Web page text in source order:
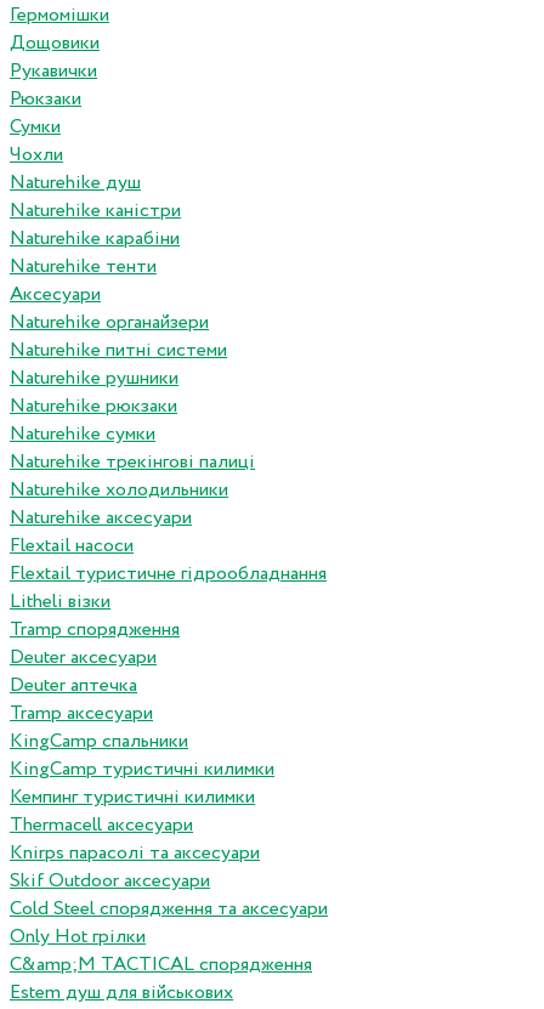
Гермомішки
Дощовики
Рукавички
Рюкзаки
Сумки
Чохли
Naturehike душ
Naturehike каністри
Naturehike карабіни
Naturehike тенти
Аксесуари
Naturehike органайзери
Naturehike питні системи
Naturehike рушники
Naturehike рюкзаки
Naturehike сумки
Naturehike трекінгові палиці
Naturehike холодильники
Naturehike аксесуари
Flextail насоси
Flextail туристичне гідрообладнання
Litheli візки
Tramp спорядження
Deuter аксесуари
Deuter аптечка
Tramp аксесуари
KingCamp спальники
KingCamp туристичні килимки
Кемпинг туристичні килимки
Thermacell аксесуари
Knirps парасолі та аксесуари
Skif Outdoor аксесуари
Cold Steel спорядження та аксесуари
Only Hot грілки
C&amp;M TACTICAL спорядження
Estem душ для військових